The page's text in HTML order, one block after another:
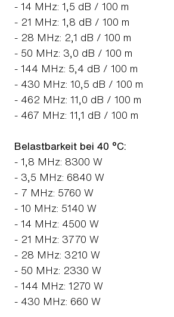
- 14 MHz: 1,5 dB / 100 m
- 21 MHz: 1,8 dB / 100 m
- 28 MHz: 2,1 dB / 100 m
- 50 MHz: 3,0 dB / 100 m
- 144 MHz: 5,4 dB / 100 m
- 430 MHz: 10,5 dB / 100 m
- 462 MHz: 11,0 dB / 100 m
- 467 MHz: 11,1 dB / 100 m
Belastbarkeit bei 40 °C:
- 1,8 MHz: 8300 W
- 3,5 MHz: 6840 W
- 7 MHz: 5760 W
- 10 MHz: 5140 W
- 14 MHz: 4500 W
- 21 MHz: 3770 W
- 28 MHz: 3210 W
- 50 MHz: 2330 W
- 144 MHz: 1270 W
- 430 MHz: 660 W